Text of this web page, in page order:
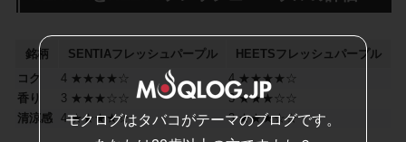
銘柄 SENTIAフレッシュパープル HEETSフレッシュパープル
コク
4 ★★★★☆
4 ★★★★☆
香り
3 ★★★☆☆
3 ★★★☆☆
清涼感 4 ★★★★☆ 3 ★★★☆☆
モクログはタバコがテーマのブログです。